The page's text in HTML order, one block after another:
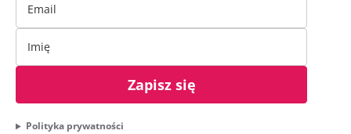
Zapisz się
Polityka prywatności